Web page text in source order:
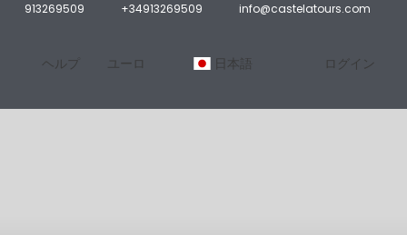
913269509 +34913269509 info@castelatours.com
ヘルプ ユーロ 日本語 ログイン